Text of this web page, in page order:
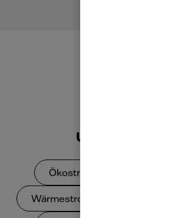
Unsere Produkte
Ökostrom
Wärmestrom